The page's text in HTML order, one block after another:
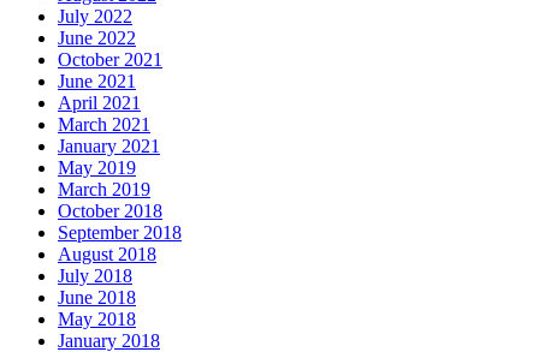
July 2022
June 2022
October 2021
June 2021
April 2021
March 2021
January 2021
May 2019
March 2019
October 2018
September 2018
August 2018
July 2018
June 2018
May 2018
January 2018